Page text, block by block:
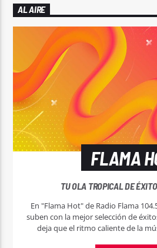
AL AIRE
FLAMA
TU OLA TROPICAL DE
En "Flama Hot" de Radio Flama
suben con la mejor selección de
deja que el ritmo caliente de la